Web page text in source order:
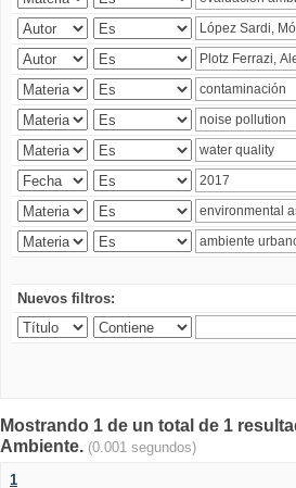
Nuevos filtros:
Mostrando 1 de un total de 1
Ambiente. (0.001 segundos)
1